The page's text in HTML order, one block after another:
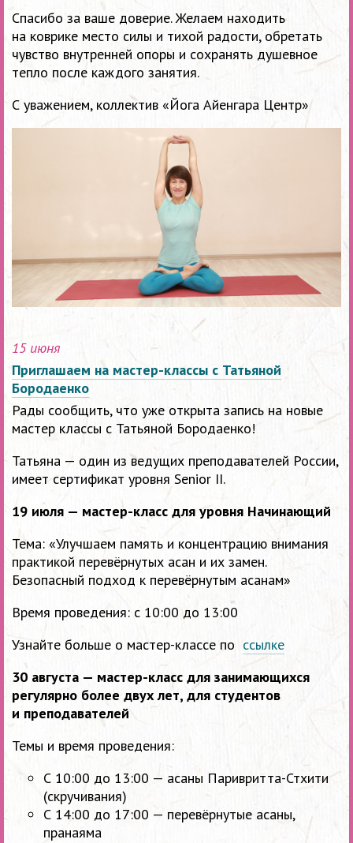
Спасибо за ваше доверие. Желаем находить
на коврике место силы и тихой радости, обретать
чувство внутренней опоры и сохранять душевное
тепло после каждого занятия.
С уважением, коллектив «Йога Айенгара Центр»
15 июня
Приглашаем на мастер-классы с Татьяной
Бородаенко
Рады сообщить, что уже открыта запись на новые
мастер классы с Татьяной Бородаенко!
Татьяна — один из ведущих преподавателей России,
имеет сертификат уровня Senior II.
19 июля — мастер-класс для уровня Начинающий
Тема: «Улучшаем память и концентрацию внимания
практикой перевёрнутых асан и их замен.
Безопасный подход к перевёрнутым асанам»
Время проведения: с 10:00 до 13:00
Узнайте больше о мастер-классе по ссылке
30 августа — мастер-класс для занимающихся
регулярно более двух лет, для студентов
и преподавателей
Темы и время проведения:
С 10:00 до 13:00 — асаны Паривритта-Стхити
(скручивания)
С 14:00 до 17:00 — перевёрнутые асаны,
пранаяма